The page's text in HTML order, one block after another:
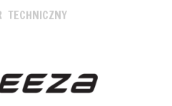
TECHNICZNY